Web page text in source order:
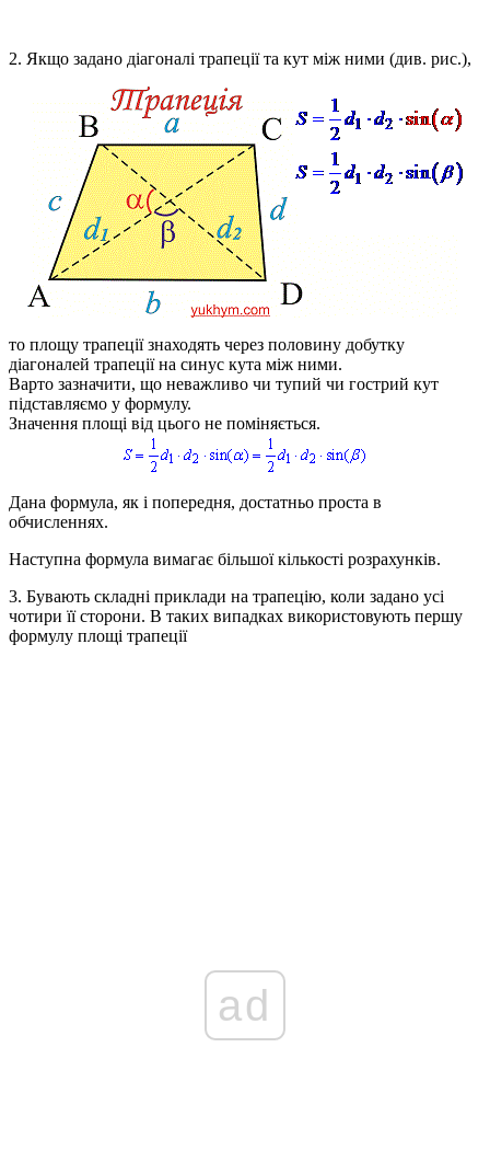
2. Якщо задано діагоналі трапеції та кут між ними (див. рис.),
то площу трапеції знаходять через половину добутку
діагоналей трапеції на синус кута між ними.
Варто зазначити, що неважливо чи тупий чи гострий кут
підставляємо у формулу.
Значення площі від цього не поміняється.
Дана формула, як і попередня, достатньо проста в
обчисленнях.
Наступна формула вимагає більшої кількості розрахунків.
3. Бувають складні приклади на трапецію, коли задано усі
чотири її сторони. В таких випадках використовують першу
формулу площі трапеції
ad